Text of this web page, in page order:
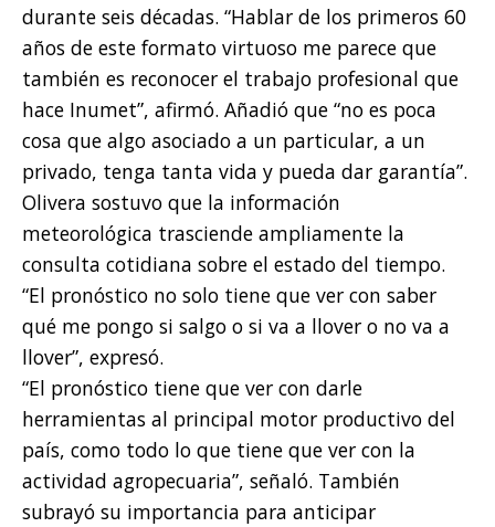
durante seis décadas. “Hablar de los primeros 60
años de este formato virtuoso me parece que
también es reconocer el trabajo profesional que
hace Inumet”, afirmó. Añadió que “no es poca
cosa que algo asociado a un particular, a un
privado, tenga tanta vida y pueda dar garantía”.
Olivera sostuvo que la información
meteorológica trasciende ampliamente la
consulta cotidiana sobre el estado del tiempo.
“El pronóstico no solo tiene que ver con saber
qué me pongo si salgo o si va a llover o no va a
llover”, expresó.
“El pronóstico tiene que ver con darle
herramientas al principal motor productivo del
país, como todo lo que tiene que ver con la
actividad agropecuaria”, señaló. También
subrayó su importancia para anticipar